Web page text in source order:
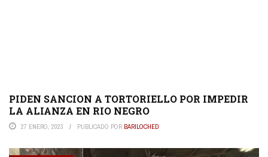
PIDEN SANCION A TORTORIELLO POR IMPEDIR
LA ALIANZA EN RIO NEGRO
27 ENERO, 2023 PUBLICADO POR BARILOCHED